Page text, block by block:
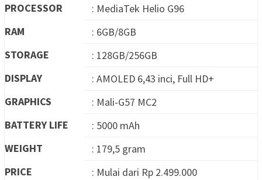
PROCESSOR
: MediaTek Helio G96
RAM
: 6GB/8GB
STORAGE
: 128GB/256GB
DISPLAY
: AMOLED 6,43 inci, Full HD+
GRAPHICS
: Mali-G57 MC2
BATTERY LIFE
: 5000 mAh
WEIGHT
: 179,5 gram
PRICE
: Mulai dari Rp 2.499.000